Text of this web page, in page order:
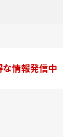
情報発信中